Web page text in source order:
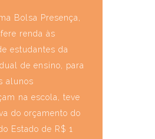
Bolsa Presença,
renda às
estudantes da
de ensino, para
alunos
na escola, teve
do orçamento do
Estado de R$ 1